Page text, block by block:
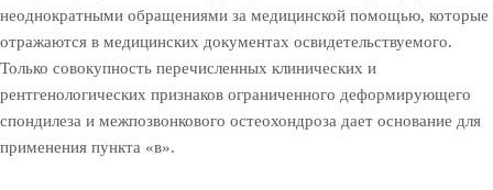
неоднократными обращениями за медицинской помощью, которые
отражаются в медицинских документах освидетельствуемого.
Только совокупность перечисленных клинических и
рентгенологических признаков ограниченного деформирующего
спондилеза и межпозвонкового остеохондроза дает основание для
применения пункта «в».